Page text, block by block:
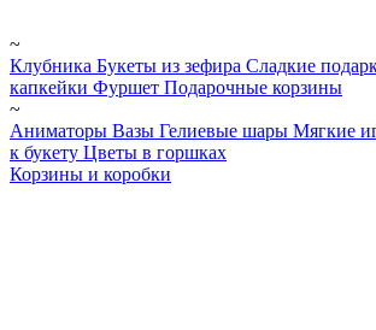
~
Клубника Букеты из зефира Сладкие
капкейки Фуршет Подарочные корзины
~
Аниматоры Вазы Гелиевые шары Мягкие
к букету Цветы в горшках
Корзины и коробки